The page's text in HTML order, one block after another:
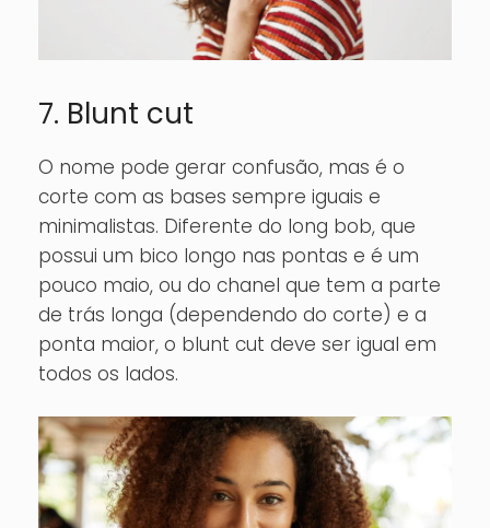
7. Blunt cut
O nome pode gerar confusão, mas é o
corte com as bases sempre iguais e
minimalistas. Diferente do long bob, que
possui um bico longo nas pontas e é um
pouco maio, ou do chanel que tem a parte
de trás longa (dependendo do corte) e a
ponta maior, o blunt cut deve ser igual em
todos os lados.